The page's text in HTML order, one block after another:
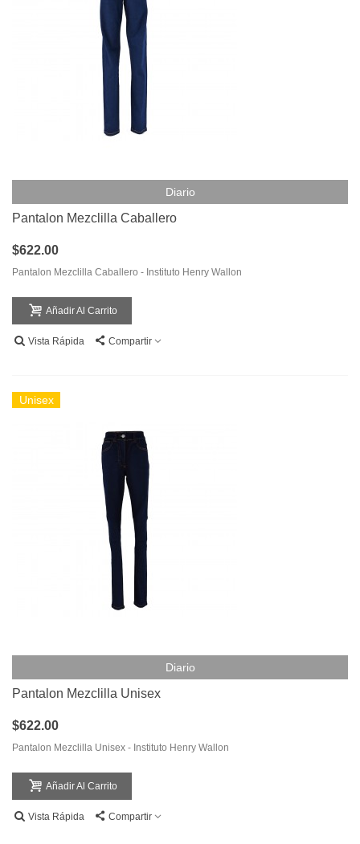
Diario
Pantalon Mezclilla Caballero
$622.00
Pantalon Mezclilla Caballero - Instituto Henry Wallon
Añadir Al Carrito
Vista Rápida Compartir
Unisex
Diario
Pantalon Mezclilla Unisex
$622.00
Pantalon Mezclilla Unisex - Instituto Henry Wallon
Añadir Al Carrito
Vista Rápida Compartir